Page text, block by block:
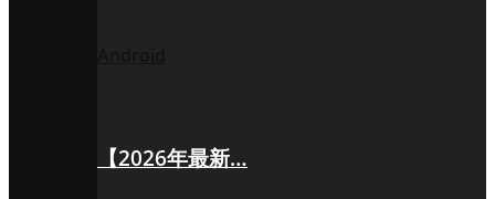
【2026年最新…